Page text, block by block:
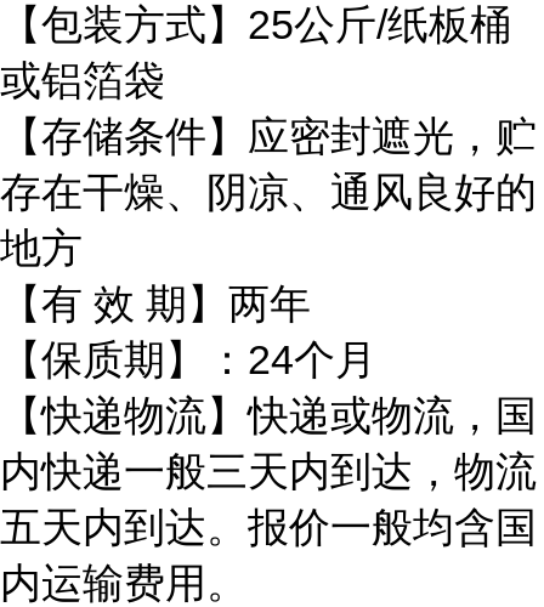
【包装方式】25公斤/纸板桶
或铝箔袋
【存储条件】应密封遮光，贮
存在干燥、阴凉、通风良好的
地方
【有 效 期】两年
【保质期】：24个月
【快递物流】快递或物流，国
内快递一般三天内到达，物流
五天内到达。报价一般均含国
内运输费用。